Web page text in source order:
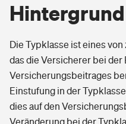
Hintergrund
Die Typklasse ist eines
das die Versicherer bei der
Versicherungsbeitrages
Einstufung in der
dies auf den
Veränderung bei der